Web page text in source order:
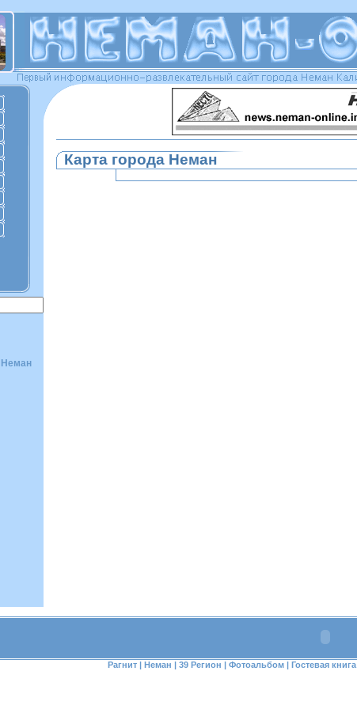
Карта города Неман
Рагнит | Неман | 39 Регион | Фотоальбом | Гостевая книга